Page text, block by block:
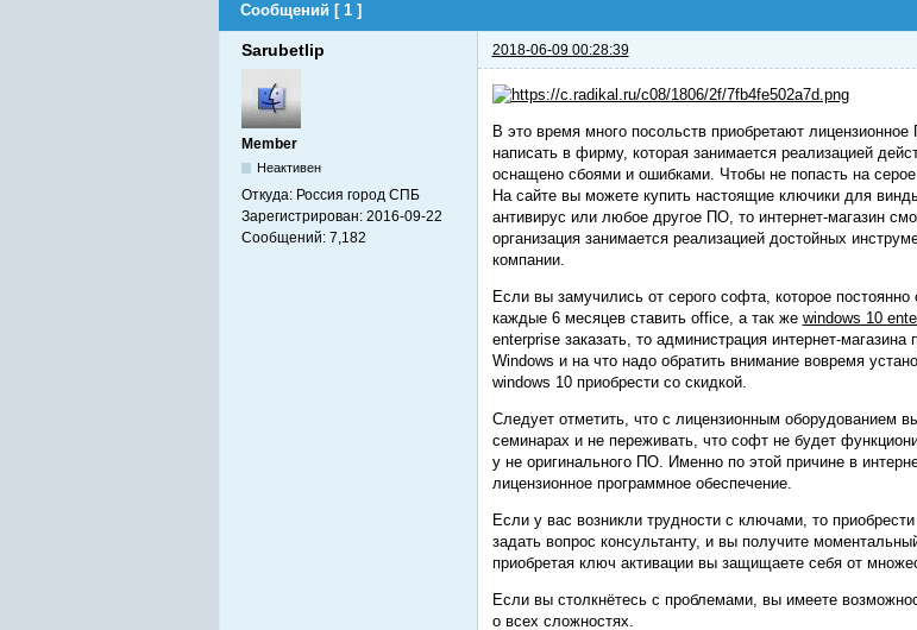
Сообщений [ 1 ]
Sarubetlip 2018-06-09 00:28:39
Member
Неактивен
Откуда: Россия город СПБ
Зарегистрирован: 2016-09-22
Сообщений: 7,182
В это время много посольств приобретают
написать в фирму, которая занимается реализацией
оснащено сбоями и ошибками. Чтобы не попасть на
На сайте вы можете купить настоящие ключики для
антивирус или любое другое ПО, то интернет-магазин
организация занимается реализацией достойных
компании.
Если вы замучились от серого софта, которое
каждые 6 месяцев ставить office, а так же windows 10
enterprise заказать, то администрация интернет-
Windows и на что надо обратить внимание вовремя
windows 10 приобрести со скидкой.
Следует отметить, что с лицензионным оборудованием
семинарах и не переживать, что софт не будет
у не оригинального ПО. Именно по этой причине в
лицензионное программное обеспечение.
Если у вас возникли трудности с ключами, то
задать вопрос консультанту, и вы получите
приобретая ключ активации вы защищаете себя от
Если вы столкнётесь с проблемами, вы имеете
о всех сложностях.